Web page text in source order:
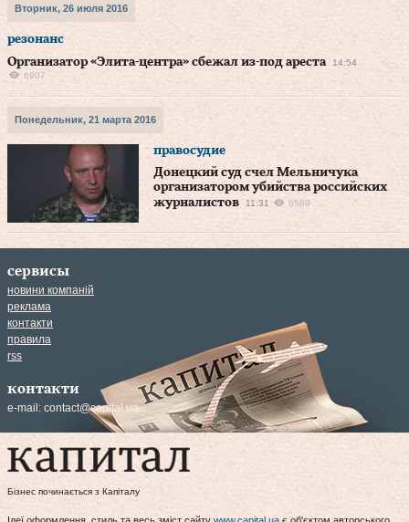
Вторник, 26 июля 2016
резонанс
Организатор «Элита-центра» сбежал из-под ареста
14:54
6907
Понедельник, 21 марта 2016
правосудие
Донецкий суд счел Мельничука
организатором убийства российских
журналистов
11:31 6589
сервисы
новини компаній
реклама
контакти
правила
rss
контакти
e-mail: contact@capital.ua
Бізнес починається з Капіталу